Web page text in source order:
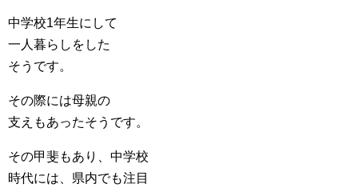
中学校1年生にして
一人暮らしをした
そうです。
その際には母親の
支えもあったそうです。
その甲斐もあり、中学校
時代には、県内でも注目